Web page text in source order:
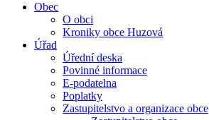
Obec
O obci
Kroniky obce Huzová
Úřad
Úřední deska
Povinné informace
E-podatelna
Poplatky
Zastupitelstvo a organizace obce